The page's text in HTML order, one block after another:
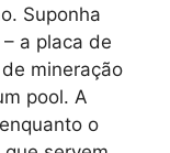
Suponha
a placa de
mineração
pool. A
o